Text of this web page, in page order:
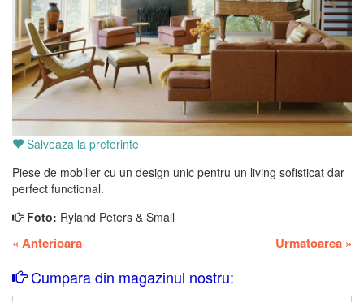
Salveaza la preferinte
Piese de mobilier cu un design unic pentru un living sofisticat dar
perfect functional.
Foto: Ryland Peters & Small
« Anterioara Urmatoarea »
Cumpara din magazinul nostru: